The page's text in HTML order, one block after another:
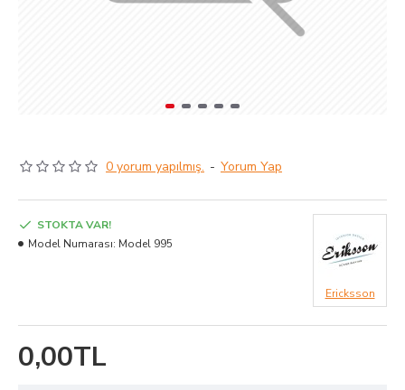
0 yorum yapılmış. - Yorum Yap
0,00TL
STOKTA VAR!
Model Numarası: Model 995
Ericksson